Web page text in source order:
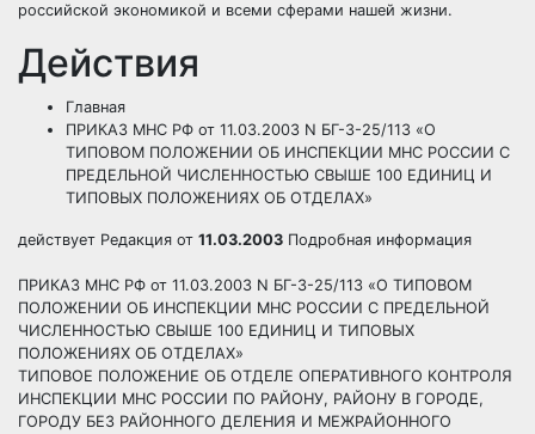
российской экономикой и всеми сферами нашей жизни.
Действия
Главная
ПРИКАЗ МНС РФ от 11.03.2003 N БГ-3-25/113 «О
ТИПОВОМ ПОЛОЖЕНИИ ОБ ИНСПЕКЦИИ МНС РОССИИ С
ПРЕДЕЛЬНОЙ ЧИСЛЕННОСТЬЮ СВЫШЕ 100 ЕДИНИЦ И
ТИПОВЫХ ПОЛОЖЕНИЯХ ОБ ОТДЕЛАХ»
действует Редакция от 11.03.2003 Подробная информация
ПРИКАЗ МНС РФ от 11.03.2003 N БГ-3-25/113 «О ТИПОВОМ
ПОЛОЖЕНИИ ОБ ИНСПЕКЦИИ МНС РОССИИ С ПРЕДЕЛЬНОЙ
ЧИСЛЕННОСТЬЮ СВЫШЕ 100 ЕДИНИЦ И ТИПОВЫХ
ПОЛОЖЕНИЯХ ОБ ОТДЕЛАХ»
ТИПОВОЕ ПОЛОЖЕНИЕ ОБ ОТДЕЛЕ ОПЕРАТИВНОГО КОНТРОЛЯ
ИНСПЕКЦИИ МНС РОССИИ ПО РАЙОНУ, РАЙОНУ В ГОРОДЕ,
ГОРОДУ БЕЗ РАЙОННОГО ДЕЛЕНИЯ И МЕЖРАЙОННОГО